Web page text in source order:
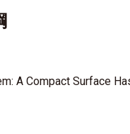
A Compact Surface